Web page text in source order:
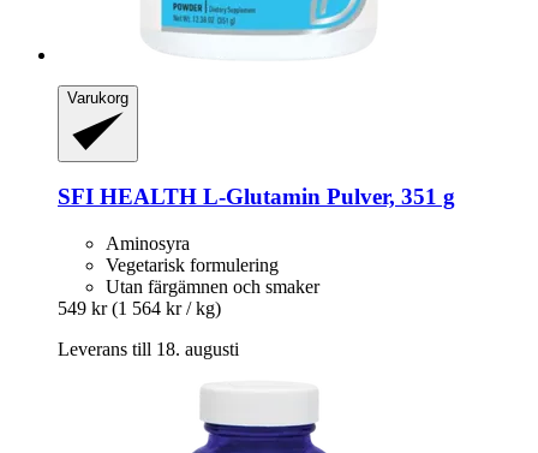
Varukorg
SFI HEALTH L-​Glutamin Pulver, 351 g
Aminosyra
Vegetarisk formulering
Utan färgämnen och smaker
549 kr (1 564 kr / kg)
Leverans till 18. augusti